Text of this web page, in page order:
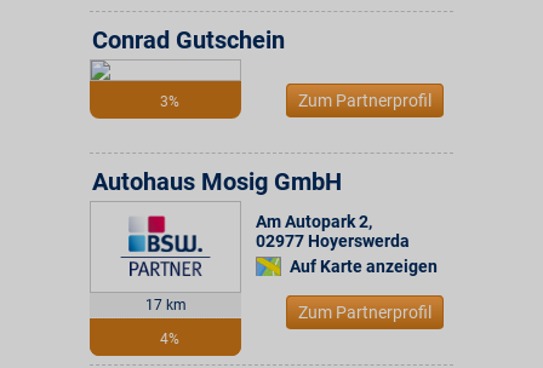
3%
Conrad Gutschein
Zum Partnerprofil
17 km
4%
Autohaus Mosig GmbH
Am Autopark 2,
02977 Hoyerswerda
Auf Karte anzeigen
Zum Partnerprofil